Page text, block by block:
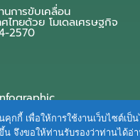
การขับเคลื่อน
ไทยด้วย โมเดลเศรษฐกิจ
2570
คุกกี้ เพื่อให้การใช้งานเว็บไซต์เป็
น จึงขอให้ท่านรับรองว่าท่านได้อ่